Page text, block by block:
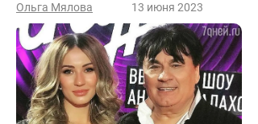
Ольга Мялова 13 июня 2023